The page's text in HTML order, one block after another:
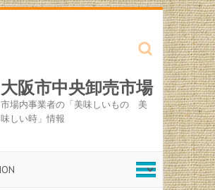
Search
大阪市中央卸売市場
市場内事業者の「美味しいもの 美
味しい時」情報